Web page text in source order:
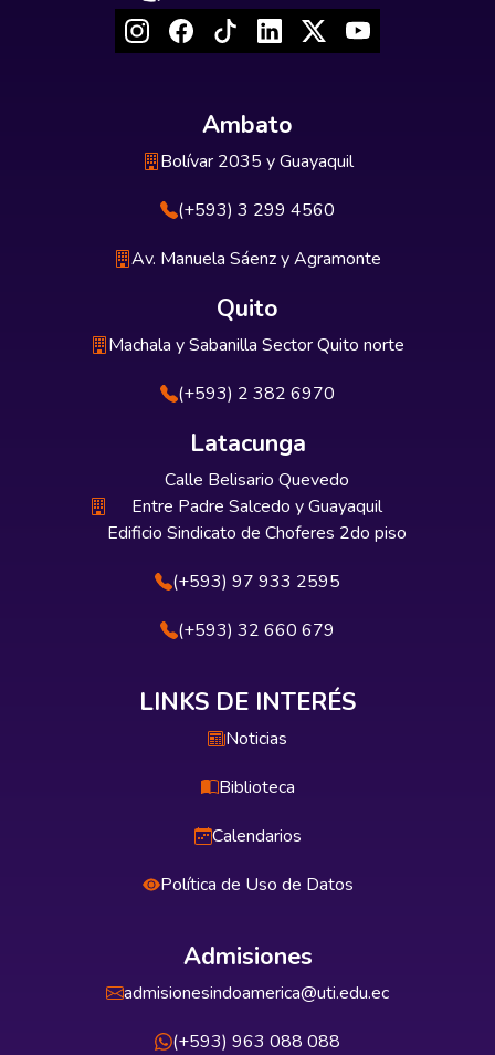
Ambato
Bolívar 2035 y Guayaquil
(+593) 3 299 4560
Av. Manuela Sáenz y Agramonte
Quito
Machala y Sabanilla Sector Quito norte
(+593) 2 382 6970
Latacunga
Calle Belisario Quevedo
Entre Padre Salcedo y Guayaquil
Edificio Sindicato de Choferes 2do piso
(+593) 97 933 2595
(+593) 32 660 679
LINKS DE INTERÉS
Noticias
Biblioteca
Calendarios
Política de Uso de Datos
Admisiones
admisionesindoamerica@uti.edu.ec
(+593) 963 088 088